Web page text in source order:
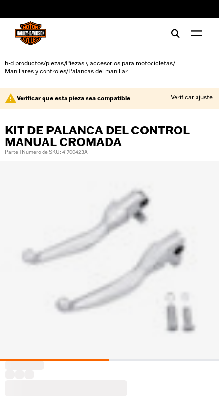
h-d productos/piezas/Piezas y accesorios para motocicletas/
Manillares y controles/Palancas del manillar
Verificar que esta pieza sea compatible Verificar ajuste
KIT DE PALANCA DEL CONTROL
MANUAL CROMADA
Parte | Número de SKU: 41700423A